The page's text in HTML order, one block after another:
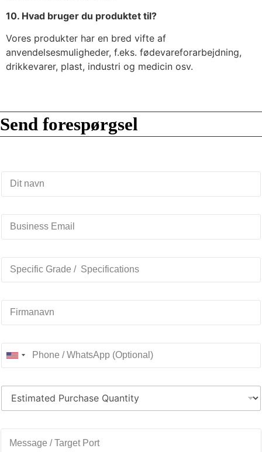
10. Hvad bruger du produktet til?
Vores produkter har en bred vifte af
anvendelsesmuligheder, f.eks. fødevareforarbejdning,
drikkevarer, plast, industri og medicin osv.
Send forespørgsel